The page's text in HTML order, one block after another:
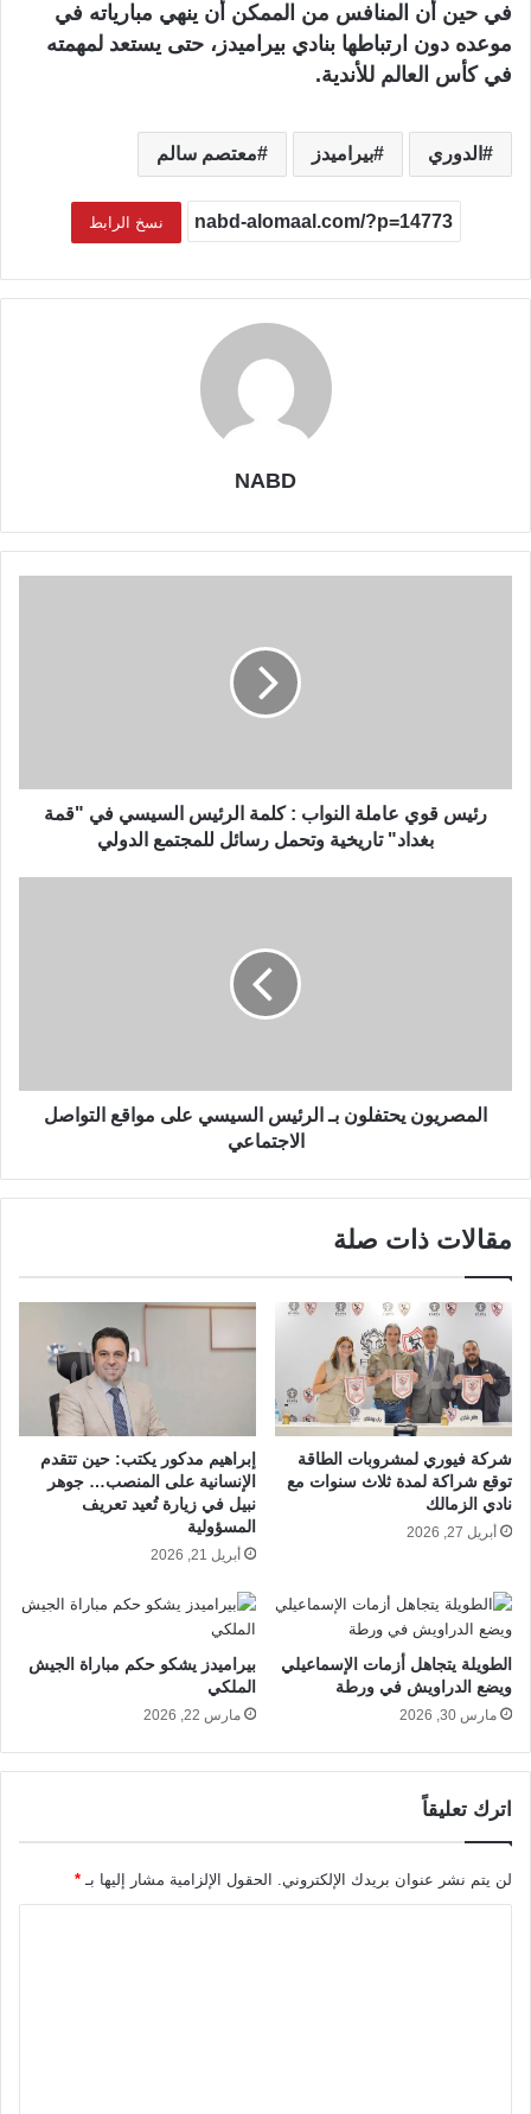
في حين أن المنافس من الممكن أن ينهي مبارياته في
موعده دون ارتباطها بنادي بيراميدز، حتى يستعد لمهمته
في كأس العالم للأندية.
الدوري بيراميدز معتصم سالم
نسخ الرابط
NABD
رئيس قوي عاملة النواب : كلمة الرئيس السيسي في "قمة
بغداد" تاريخية وتحمل رسائل للمجتمع الدولي
المصريون يحتفلون بـ الرئيس السيسي على مواقع التواصل
الاجتماعي
مقالات ذات صلة
شركة فيوري لمشروبات الطاقة
توقع شراكة لمدة ثلاث سنوات مع
نادي الزمالك
أبريل 27, 2026
إبراهيم مدكور يكتب: حين تتقدم
الإنسانية على المنصب… جوهر
نبيل في زيارة تُعيد تعريف
المسؤولية
أبريل 21, 2026
الطويلة يتجاهل أزمات الإسماعيلي
ويضع الدراويش في ورطة
مارس 30, 2026
بيراميدز يشكو حكم مباراة الجيش
الملكي
مارس 22, 2026
اترك تعليقاً
لن يتم نشر عنوان بريدك الإلكتروني. الحقول الإلزامية مشار إليها بـ *